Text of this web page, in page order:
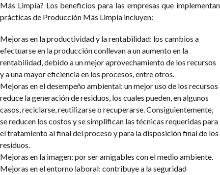
Más Limpia? Los beneficios para las empresas que implementan
prácticas de Producción Más Limpia incluyen:
Mejoras en la productividad y la rentabilidad: los cambios a
efectuarse en la producción conllevan a un aumento en la
rentabilidad, debido a un mejor aprovechamiento de los recursos
y a una mayor eficiencia en los procesos, entre otros.
Mejoras en el desempeño ambiental: un mejor uso de los recursos
reduce la generación de residuos, los cuales pueden, en algunos
casos, reciclarse, reutilizarse o recuperarse. Consiguientemente,
se reducen los costos y se simplifican las técnicas requeridas para
el tratamiento al final del proceso y para la disposición final de los
residuos.
Mejoras en la imagen: por ser amigables con el medio ambiente.
Mejoras en el entorno laboral: contribuye a la seguridad